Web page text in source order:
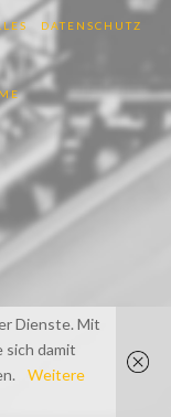
DATENSCHUTZ
Dienste. Mit
sich damit
Weitere